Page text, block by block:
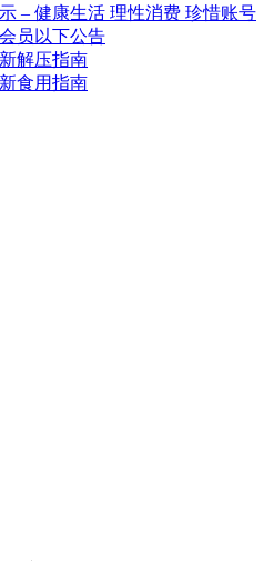
– 健康生活 理性消费 珍惜账号
员以下公告
解压指南
食用指南